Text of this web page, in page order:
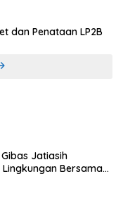
dan Penataan LP2B
Gibas Jatiasih
Bersama